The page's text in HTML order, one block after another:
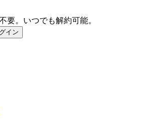
要。いつでも解約可能。
イン